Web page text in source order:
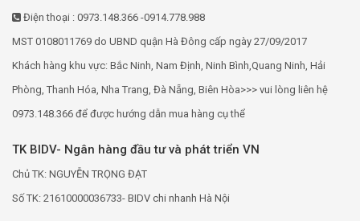
Điện thoại : 0973.148.366 -0914.778.988
MST 0108011769 do UBND quận Hà Đông cấp ngày 27/09/2017
Khách hàng khu vực: Bắc Ninh, Nam Định, Ninh Bình,Quang Ninh, Hải
Phòng, Thanh Hóa, Nha Trang, Đà Nẵng, Biên Hòa>>> vui lòng liên hệ
0973.148.366 để được hướng dẫn mua hàng cụ thể
TK BIDV- Ngân hàng đầu tư và phát triển VN
Chủ TK: NGUYỄN TRỌNG ĐẠT
Số TK: 21610000036733- BIDV chi nhanh Hà Nội